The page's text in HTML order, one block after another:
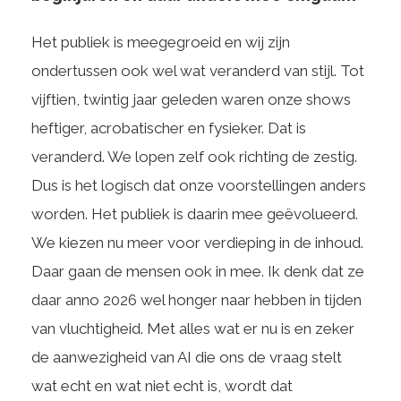
Het publiek is meegegroeid en wij zijn
ondertussen ook wel wat veranderd van stijl. Tot
vijftien, twintig jaar geleden waren onze shows
heftiger, acrobatischer en fysieker. Dat is
veranderd. We lopen zelf ook richting de zestig.
Dus is het logisch dat onze voorstellingen anders
worden. Het publiek is daarin mee geëvolueerd.
We kiezen nu meer voor verdieping in de inhoud.
Daar gaan de mensen ook in mee. Ik denk dat ze
daar anno 2026 wel honger naar hebben in tijden
van vluchtigheid. Met alles wat er nu is en zeker
de aanwezigheid van AI die ons de vraag stelt
wat echt en wat niet echt is, wordt dat